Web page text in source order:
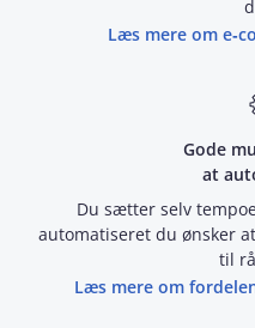
Læs mere om
Gode
at
Du sætter selv
automatiseret du ønsker
til
Læs mere om